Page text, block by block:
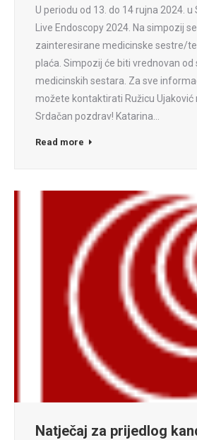
U periodu od 13. do 14 rujna 2024.
Live Endoscopy 2024. Na simpozij
zainteresirane medicinske sestre/
plaća. Simpozij će biti vrednovan
medicinskih sestara. Za sve
možete kontaktirati Ružicu Ujaković
Srdačan pozdrav! Katarina…
Read more
Natječaj za prijedlog